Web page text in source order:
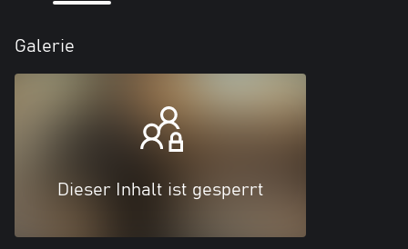
Galerie
Dieser Inhalt ist gesperrt